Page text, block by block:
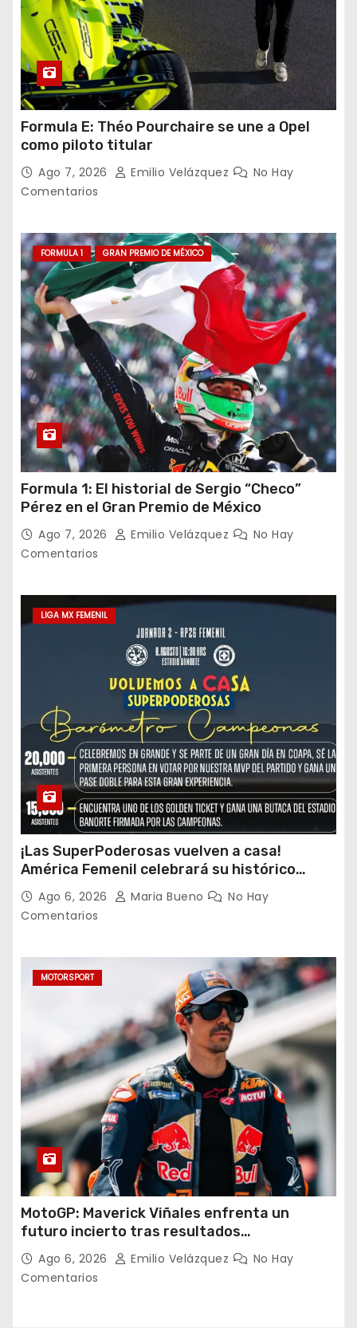
Formula E: Théo Pourchaire se une a Opel
como piloto titular
Ago 7, 2026 Emilio Velázquez
No Hay
Comentarios
FORMULA 1 GRAN PREMIO DE MÉXICO
Formula 1: El historial de Sergio “Checo”
Pérez en el Gran Premio de México
Ago 7, 2026 Emilio Velázquez
No Hay
Comentarios
LIGA MX FEMENIL
¡Las SuperPoderosas vuelven a casa!
América Femenil celebrará su histórico
triplete con una auténtica fiesta ante Cruz
Azul
Ago 6, 2026 Maria Bueno
No Hay
Comentarios
MOTORSPORT
MotoGP: Maverick Viñales enfrenta un
futuro incierto tras resultados
decepcionantes
Ago 6, 2026 Emilio Velázquez
No Hay
Comentarios